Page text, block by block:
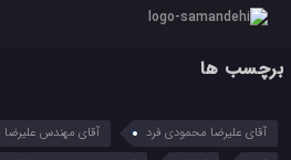
برچسب ها
آقای علیرضا محمودی فرد آقای مهندس